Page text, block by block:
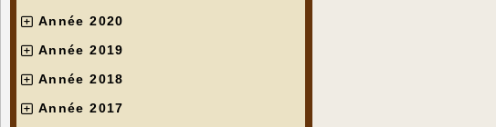
Année 2020
Année 2019
Année 2018
Année 2017